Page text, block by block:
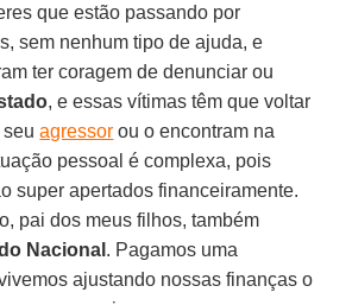
que estão passando por
sem nenhum tipo de ajuda, e
ter coragem de denunciar ou
, e essas vítimas têm que voltar
seuagressor ou o encontram na
pessoal é complexa, pois
super apertados financeiramente.
pai dos meus filhos, também
Nacional . Pagamos uma
ajustando nossas finanças o